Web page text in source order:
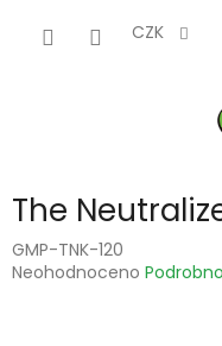
CZK
The
GMP-TNK-120
Průměrné
Neohodnoceno